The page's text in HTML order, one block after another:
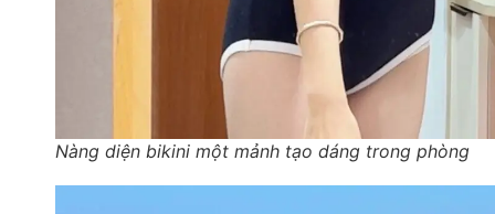
Nàng diện bikini một mảnh tạo dáng trong phòng